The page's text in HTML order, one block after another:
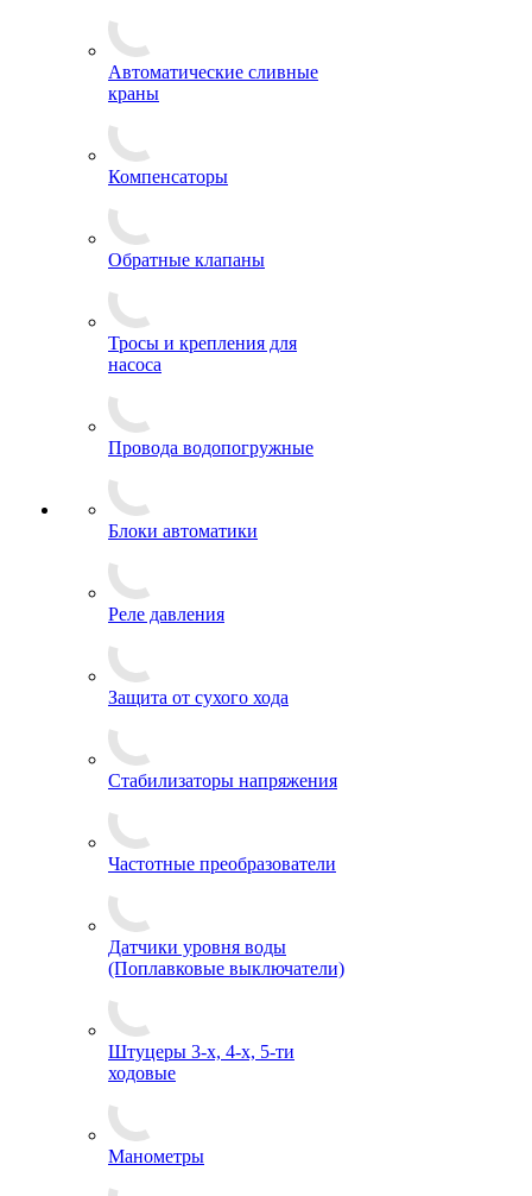
Автоматические сливные
краны
Компенсаторы
Обратные клапаны
Тросы и крепления для
насоса
Провода водопогружные
Блоки автоматики
Реле давления
Защита от сухого хода
Стабилизаторы напряжения
Частотные преобразователи
Датчики уровня воды
(Поплавковые выключатели)
Штуцеры 3-х, 4-х, 5-ти
ходовые
Манометры